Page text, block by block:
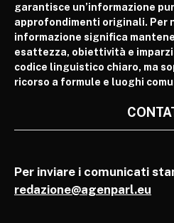
garantisce un’informazione
approfondimenti originali. Per
informazione significa
esattezza, obiettività e
codice linguistico chiaro, ma
ricorso a formule e luoghi
Per inviare i comunicati
redazione@agenparl.eu